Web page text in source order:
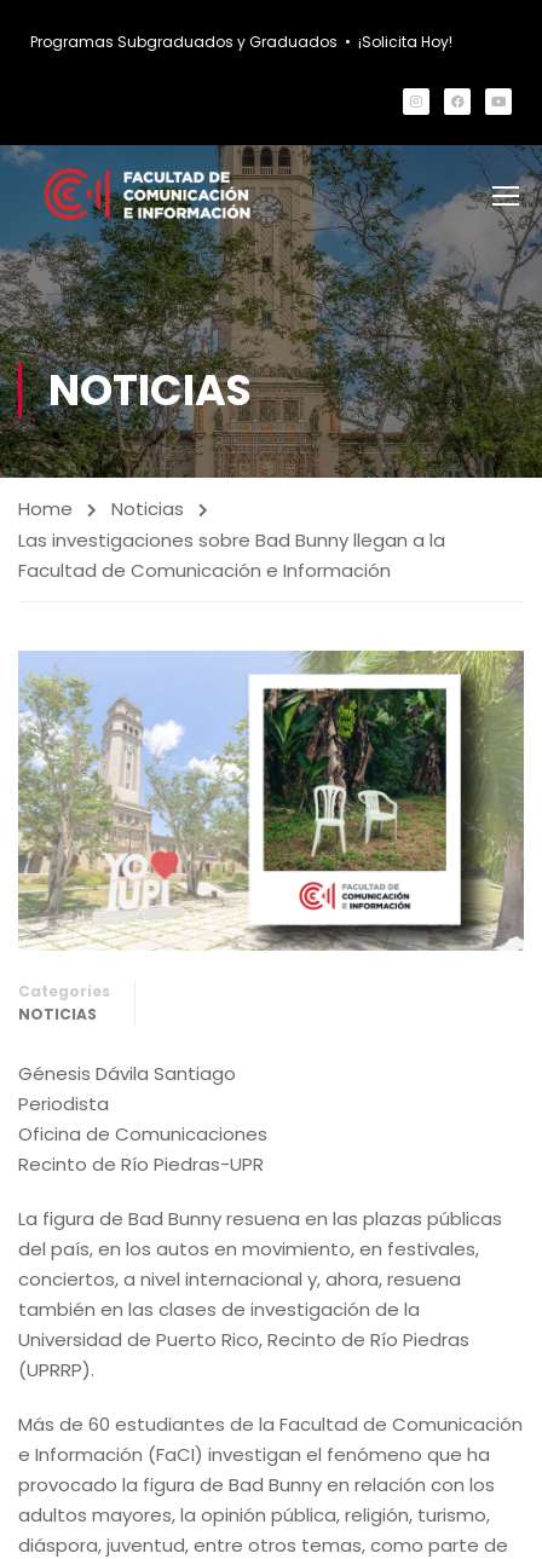
Programas Subgraduados y Graduados • ¡Solicita Hoy!
NOTICIAS
Home
Noticias
Las investigaciones sobre Bad Bunny llegan a la
Facultad de Comunicación e Información
Categories
NOTICIAS
Génesis Dávila Santiago
Periodista
Oficina de Comunicaciones
Recinto de Río Piedras-UPR
La figura de Bad Bunny resuena en las plazas públicas
del país, en los autos en movimiento, en festivales,
conciertos, a nivel internacional y, ahora, resuena
también en las clases de investigación de la
Universidad de Puerto Rico, Recinto de Río Piedras
(UPRRP).
Más de 60 estudiantes de la Facultad de Comunicación
e Información (FaCI) investigan el fenómeno que ha
provocado la figura de Bad Bunny en relación con los
adultos mayores, la opinión pública, religión, turismo,
diáspora, juventud, entre otros temas, como parte de